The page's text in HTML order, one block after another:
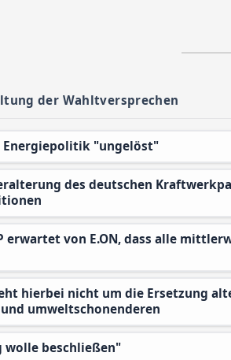
der Wahltversprechen
Energiepolitik "ungelöst"
umweltschonenderen
wolle beschließen"